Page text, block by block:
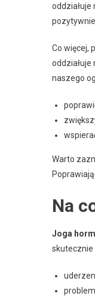
oddziałuje
Co więcej,
oddziałuje
naszego
Warto
Na
Joga
skutecznie